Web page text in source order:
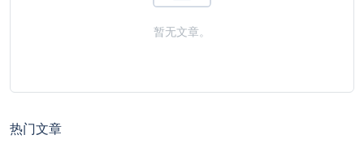
暂无文章。
热门文章